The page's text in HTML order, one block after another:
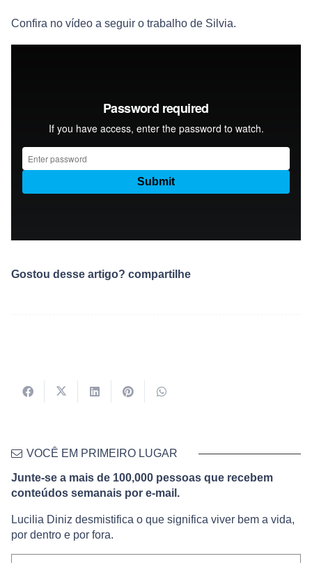
Confira no vídeo a seguir o trabalho de Silvia.
Gostou desse artigo? compartilhe
VOCÊ EM PRIMEIRO LUGAR
Junte-se a mais de 100,000 pessoas que recebem
conteúdos semanais por e-mail.
Lucilia Diniz desmistifica o que significa viver bem a vida,
por dentro e por fora.